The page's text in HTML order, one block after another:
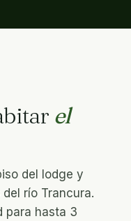
el
del lodge y
río Trancura.
para hasta 3